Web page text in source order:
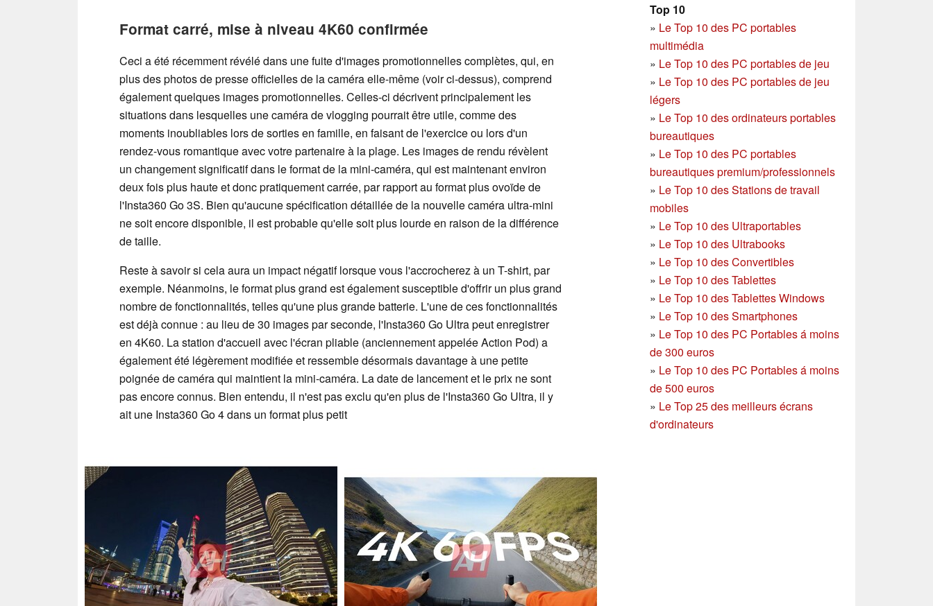
Top 10
» Le Top 10 des PC portables
multimédia
» Le Top 10 des PC portables de jeu
» Le Top 10 des PC portables de jeu
légers
» Le Top 10 des ordinateurs portables
bureautiques
» Le Top 10 des PC portables
bureautiques premium/professionnels
» Le Top 10 des Stations de travail
mobiles
» Le Top 10 des Ultraportables
» Le Top 10 des Ultrabooks
» Le Top 10 des Convertibles
» Le Top 10 des Tablettes
» Le Top 10 des Tablettes Windows
» Le Top 10 des Smartphones
» Le Top 10 des PC Portables á moins
de 300 euros
» Le Top 10 des PC Portables á moins
de 500 euros
» Le Top 25 des meilleurs écrans
d'ordinateurs
Format carré, mise à niveau 4K60 confirmée
Ceci a été récemment révélé dans une fuite d'images promotionnelles complètes, qui, en
plus des photos de presse officielles de la caméra elle-même (voir ci-dessus), comprend
également quelques images promotionnelles. Celles-ci décrivent principalement les
situations dans lesquelles une caméra de vlogging pourrait être utile, comme des
moments inoubliables lors de sorties en famille, en faisant de l'exercice ou lors d'un
rendez-vous romantique avec votre partenaire à la plage. Les images de rendu révèlent
un changement significatif dans le format de la mini-caméra, qui est maintenant environ
deux fois plus haute et donc pratiquement carrée, par rapport au format plus ovoïde de
l'Insta360 Go 3S. Bien qu'aucune spécification détaillée de la nouvelle caméra ultra-mini
ne soit encore disponible, il est probable qu'elle soit plus lourde en raison de la différence
de taille.
Reste à savoir si cela aura un impact négatif lorsque vous l'accrocherez à un T-shirt, par
exemple. Néanmoins, le format plus grand est également susceptible d'offrir un plus grand
nombre de fonctionnalités, telles qu'une plus grande batterie. L'une de ces fonctionnalités
est déjà connue : au lieu de 30 images par seconde, l'Insta360 Go Ultra peut enregistrer
en 4K60. La station d'accueil avec l'écran pliable (anciennement appelée Action Pod) a
également été légèrement modifiée et ressemble désormais davantage à une petite
poignée de caméra qui maintient la mini-caméra. La date de lancement et le prix ne sont
pas encore connus. Bien entendu, il n'est pas exclu qu'en plus de l'Insta360 Go Ultra, il y
ait une Insta360 Go 4 dans un format plus petit